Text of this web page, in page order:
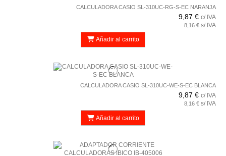
CALCULADORA CASIO SL-310UC-RG-S-EC NARANJA
9,87 € c/ IVA
8,16 € s/ IVA
Añadir al carrito
CALCULADORA CASIO SL-310UC-WE-S-EC BLANCA
9,87 € c/ IVA
8,16 € s/ IVA
Añadir al carrito